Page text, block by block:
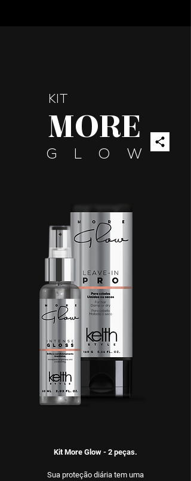
KIT
MORE
G L O W
Kit More Glow - 2 peças.
Sua proteção diária tem uma